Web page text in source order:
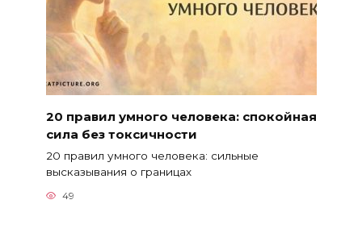
20 правил умного человека: спокойная
сила без токсичности
20 правил умного человека: сильные
высказывания о границах
49